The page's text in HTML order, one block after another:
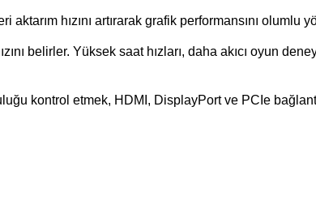
aktarım hızını artırarak grafik performansını olumlu
belirler. Yüksek saat hızları, daha akıcı oyun
kontrol etmek, HDMI, DisplayPort ve PCIe